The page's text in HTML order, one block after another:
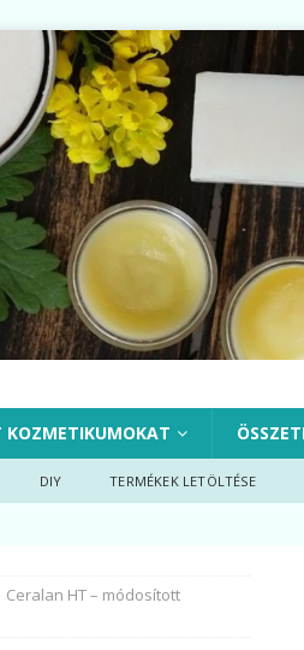
KOZMETIKUMOKAT
DIY TERMÉKEK LETÖLTÉSE
Ceralan HT – módosított